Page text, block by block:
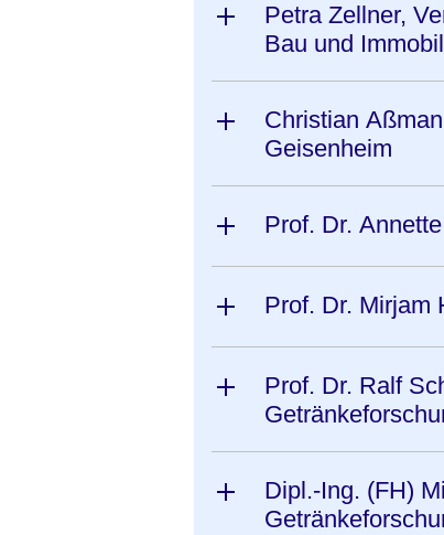
Petra Zellner,
Bau und
Christian
Geisenheim
Prof. Dr.
Prof. Dr. Mirjam
Prof. Dr. Ralf
Dipl.-Ing. (FH)